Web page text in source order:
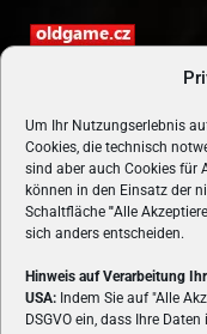
Um Ihr Nutzungserlebnis
Cookies, die technisch
sind aber auch Cookies für
können in den Einsatz der
Schaltfläche "Alle
sich anders entscheiden.
Hinweis auf Verarbeitung
USA: Indem Sie auf "Alle
DSGVO ein, dass Ihre